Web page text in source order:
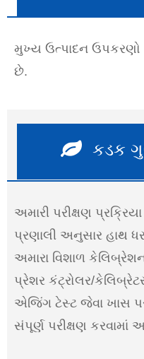
મુખ્ય ઉત્પાદન
છે.
કડક
અમારી પરીક્ષણ
પ્રણાલી અનુસાર હાથ
અમારા વિશાળ
પ્રેશર કંટ્રોલર/
એજિંગ ટેસ્ટ જેવા ખાસ
સંપૂર્ણ પરીક્ષણ કરવામાં